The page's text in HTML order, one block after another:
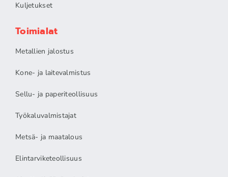
Kuljetukset
Toimialat
Metallien jalostus
Kone- ja laitevalmistus
Sellu- ja paperiteollisuus
Työkaluvalmistajat
Metsä- ja maatalous
Elintarviketeollisuus